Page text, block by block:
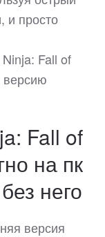
и просто
Fall of
Fall of
на пк
него
версия